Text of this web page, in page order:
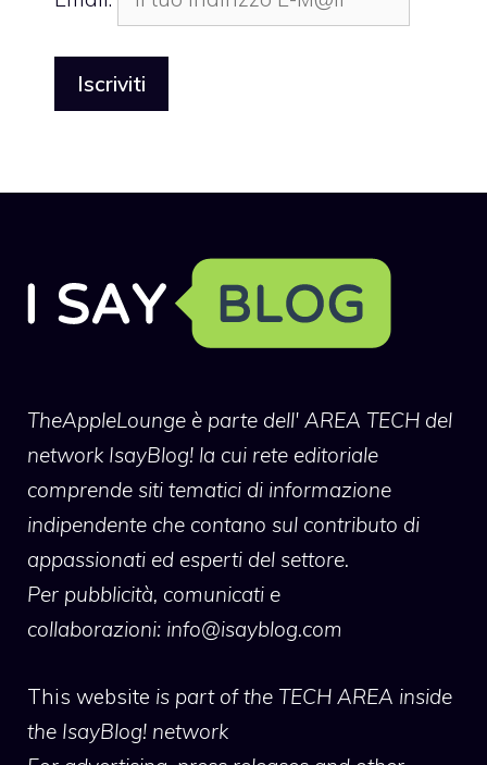
TheAppleLounge è parte dell' AREA TECH del
network IsayBlog! la cui rete editoriale
comprende siti tematici di informazione
indipendente che contano sul contributo di
appassionati ed esperti del settore.
Per pubblicità, comunicati e
collaborazioni: info@isayblog.com
This website is part of the TECH AREA inside
the IsayBlog! network